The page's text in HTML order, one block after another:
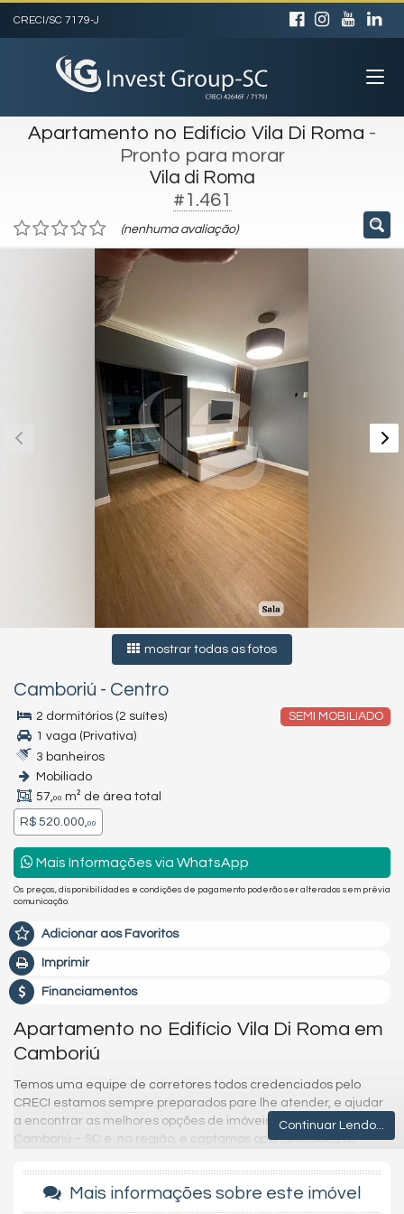
CRECI/SC 7179-J
Apartamento no Edifício Vila Di Roma -
Pronto para morar
Vila di Roma
#1.461
(nenhuma avaliação)
mostrar todas as fotos
Camboriú - Centro
SEMI MOBILIADO
2 dormitórios (2 suítes)
1 vaga (Privativa)
3 banheiros
Mobiliado
57,00 m² de área total
R$ 520.000,00
Mais Informações via WhatsApp
Os preços, disponibilidades e condições de pagamento poderão ser alterados sem prévia
comunicação.
Adicionar aos Favoritos
Imprimir
Financiamentos
Apartamento no Edifício Vila Di Roma em
Camboriú
Temos uma equipe de corretores todos credenciados pelo
CRECI estamos sempre preparados pare lhe atender, e ajudar
a encontrar as melhores opções de imóveis em Balneário
Camboriú – SC e na região, e captamos oportunidades de
com a maior segurança que existe.
Imóvel disponível para visitação.
Continuar Lendo...
Mais informações sobre este imóvel